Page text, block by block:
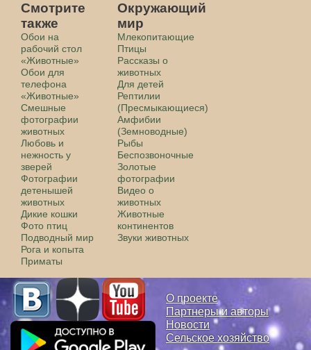
Смотрите
также
Обои на
рабочий стол
«Животные»
Обои для
телефона
«Животные»
Смешные
фотографии
животных
Любовь и
нежность у
зверей
Фотографии
детенышей
животных
Дикие кошки
Фото птиц
Подводный мир
Рога и копыта
Приматы
Окружающий
мир
Млекопитающие
Птицы
Рассказы о
животных
Для детей
Рептилии
(Пресмыкающиеся)
Амфибии
(Земноводные)
Рыбы
Беспозвоночные
Золотые
фотографии
Видео о
животных
Животные
континентов
Звуки животных
О проекте
Партнеры и авторы
Новости
Сельское хозяйство